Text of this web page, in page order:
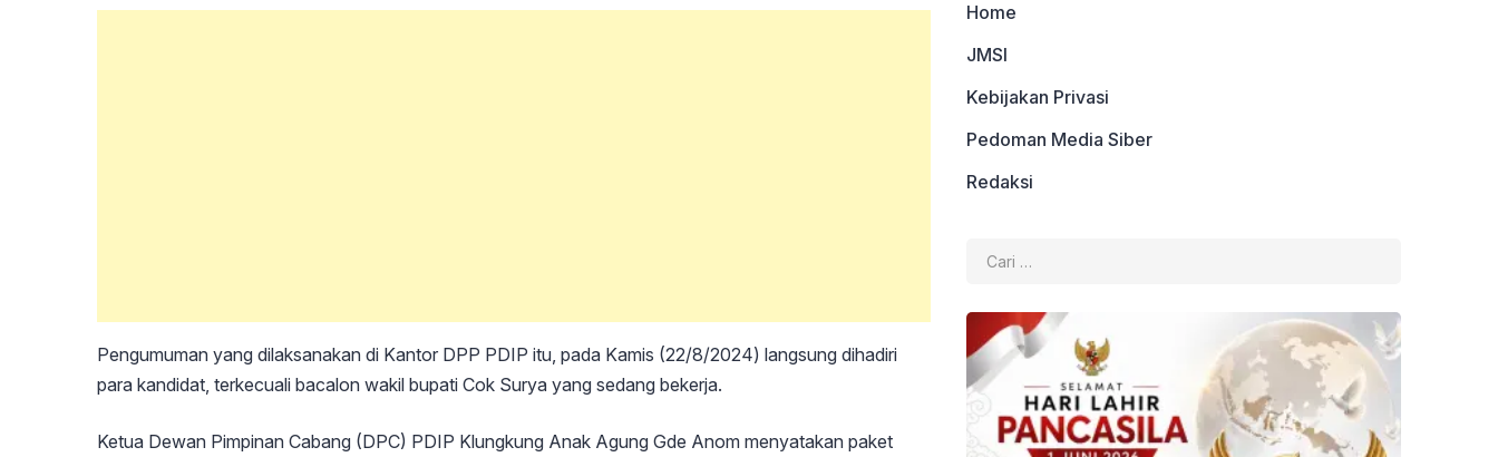
Pengumuman yang dilaksanakan di Kantor DPP PDIP itu, pada Kamis (22/8/2024) langsung dihadiri
para kandidat, terkecuali bacalon wakil bupati Cok Surya yang sedang bekerja.
Ketua Dewan Pimpinan Cabang (DPC) PDIP Klungkung Anak Agung Gde Anom menyatakan paket
Home
JMSI
Kebijakan Privasi
Pedoman Media Siber
Redaksi
untuk: